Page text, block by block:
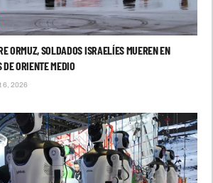
ORMUZ, SOLDADOS ISRAELÍES MUEREN EN
ORIENTE MEDIO
6, 2026